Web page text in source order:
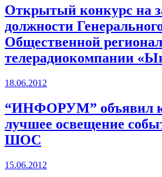
Открытый конкурс на
должности
Общественной
телерадиокомпании
18.06.2012
“ИНФОРУМ” объявил
лучшее освещение
ШОС
15.06.2012